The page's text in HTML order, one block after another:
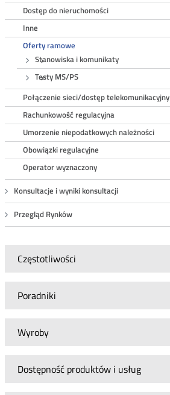
Dostęp do nieruchomości
Inne
Oferty ramowe
Stanowiska i komunikaty
Testy MS/PS
Połączenie sieci/dostęp telekomunikacyjny
Rachunkowość regulacyjna
Umorzenie niepodatkowych należności
Obowiązki regulacyjne
Operator wyznaczony
Konsultacje i wyniki konsultacji
Przegląd Rynków
Częstotliwości
Poradniki
Wyroby
Dostępność produktów i usług